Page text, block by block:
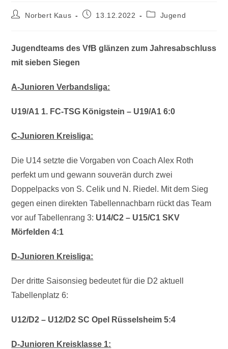
Norbert Kaus 13.12.2022 Jugend
Jugendteams des VfB glänzen zum Jahresabschluss
mit sieben Siegen
A-Junioren Verbandsliga:
U19/A1 1. FC-TSG Königstein – U19/A1 6:0
C-Junioren Kreisliga:
Die U14 setzte die Vorgaben von Coach Alex Roth
perfekt um und gewann souverän durch zwei
Doppelpacks von S. Celik und N. Riedel. Mit dem Sieg
gegen einen direkten Tabellennachbarn rückt das Team
vor auf Tabellenrang 3: U14/C2 – U15/C1 SKV
Mörfelden 4:1
D-Junioren Kreisliga:
Der dritte Saisonsieg bedeutet für die D2 aktuell
Tabellenplatz 6:
U12/D2 – U12/D2 SC Opel Rüsselsheim 5:4
D-Junioren Kreisklasse 1: